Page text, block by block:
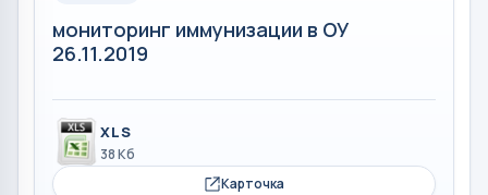
мониторинг иммунизации в ОУ
26.11.2019
XLS
38 Кб
Карточка